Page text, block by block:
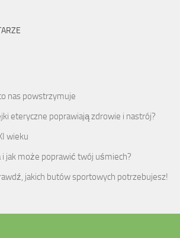
nas powstrzymuje
eteryczne poprawiają zdrowie i nastrój?
wieku
i jak może poprawić twój uśmiech?
jakich butów sportowych potrzebujesz!